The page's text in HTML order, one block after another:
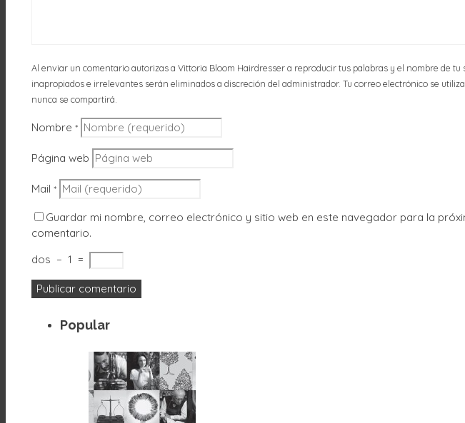
Al enviar un comentario autorizas a Vittoria Bloom Hairdresser a reproducir tus palabras y el nombre de tu
inapropiados e irrelevantes serán eliminados a discreción del administrador. Tu correo electrónico se
nunca se compartirá.
Nombre *
Página web
Mail *
Guardar mi nombre, correo electrónico y sitio web en este navegador para la
comentario.
dos − 1 =
Popular